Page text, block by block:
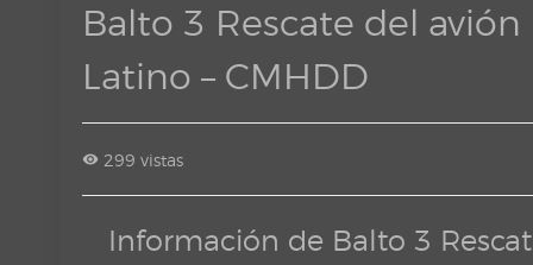
Balto 3 Rescate del
Latino – CMHDD
299 vistas
Información de Balto 3